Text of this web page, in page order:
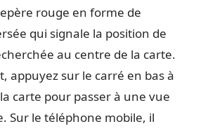
rouge en forme de
qui signale la position de
au centre de la carte.
appuyez sur le carré en bas à
carte pour passer à une vue
Sur le téléphone mobile, il